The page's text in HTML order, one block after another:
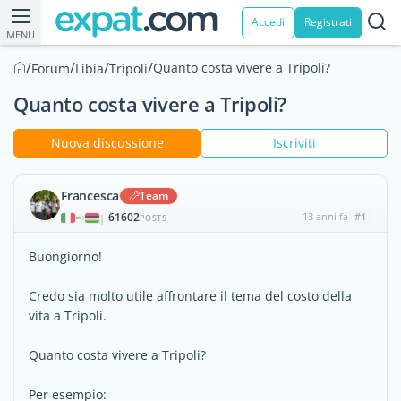
MENU
Accedi Registrati
/Forum/Libia/Tripoli/Quanto costa vivere a Tripoli?
Quanto costa vivere a Tripoli?
Nuova discussione Iscriviti
Francesca Team
| 61602POSTS 13 anni fa #1
Buongiorno!
Credo sia molto utile affrontare il tema del costo della
vita a Tripoli.
Quanto costa vivere a Tripoli?
Per esempio: